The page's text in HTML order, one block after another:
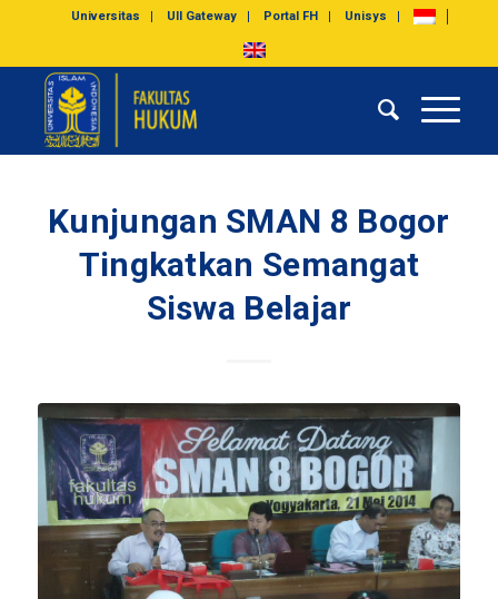
Universitas UII Gateway Portal FH Unisys
Kunjungan SMAN 8 Bogor
Tingkatkan Semangat
Siswa Belajar